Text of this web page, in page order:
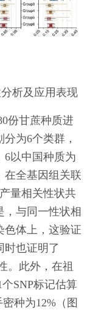
析及应用表现
份甘蔗种质进
为6个类群，
6以中国种质为
在全基因组关联
量相关性状共
，与同一性状相
色体上，这验证
时也证明了
。此外，在祖
SNP标记估算
种为12%（图